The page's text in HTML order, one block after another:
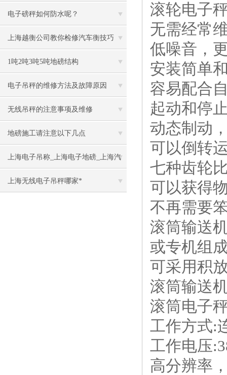
电子磅秤如何防水呢？
上海越衡公司教你检修汽车衡技巧
1吨2吨3吨5吨地磅结构
电子吊秤的维修方法及故障原因
无线吊秤的注意事项及维修
地磅施工请注意以下几点
上海电子吊称_上海电子地磅_上海汽
车衡
上海无线电子吊秤哪家*
滚轮电子
无需经常
低噪音，
安装简单
容易配合
起动和停
动态制动
可以倒转
七种齿轮
可以获得
不再需要
滚筒输送
或专机组
可采用积
滚筒输送
滚筒电子
工作方式:
工作电压
高分辨率